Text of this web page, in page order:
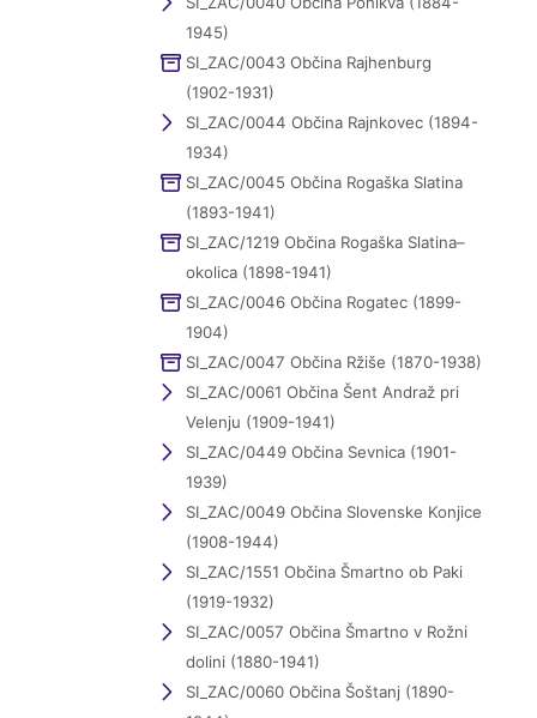
1945)
SI_ZAC/0043 Občina Rajhenburg
(1902-1931)
SI_ZAC/0044 Občina Rajnkovec (1894-
1934)
SI_ZAC/0045 Občina Rogaška Slatina
(1893-1941)
SI_ZAC/1219 Občina Rogaška Slatina–
okolica (1898-1941)
SI_ZAC/0046 Občina Rogatec (1899-
1904)
SI_ZAC/0047 Občina Ržiše (1870-1938)
SI_ZAC/0061 Občina Šent Andraž pri
Velenju (1909-1941)
SI_ZAC/0449 Občina Sevnica (1901-
1939)
SI_ZAC/0049 Občina Slovenske Konjice
(1908-1944)
SI_ZAC/1551 Občina Šmartno ob Paki
(1919-1932)
SI_ZAC/0057 Občina Šmartno v Rožni
dolini (1880-1941)
SI_ZAC/0060 Občina Šoštanj (1890-